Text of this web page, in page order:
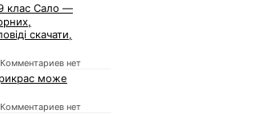
клас Сало —
скачати,
Комментариев нет
може
Комментариев нет